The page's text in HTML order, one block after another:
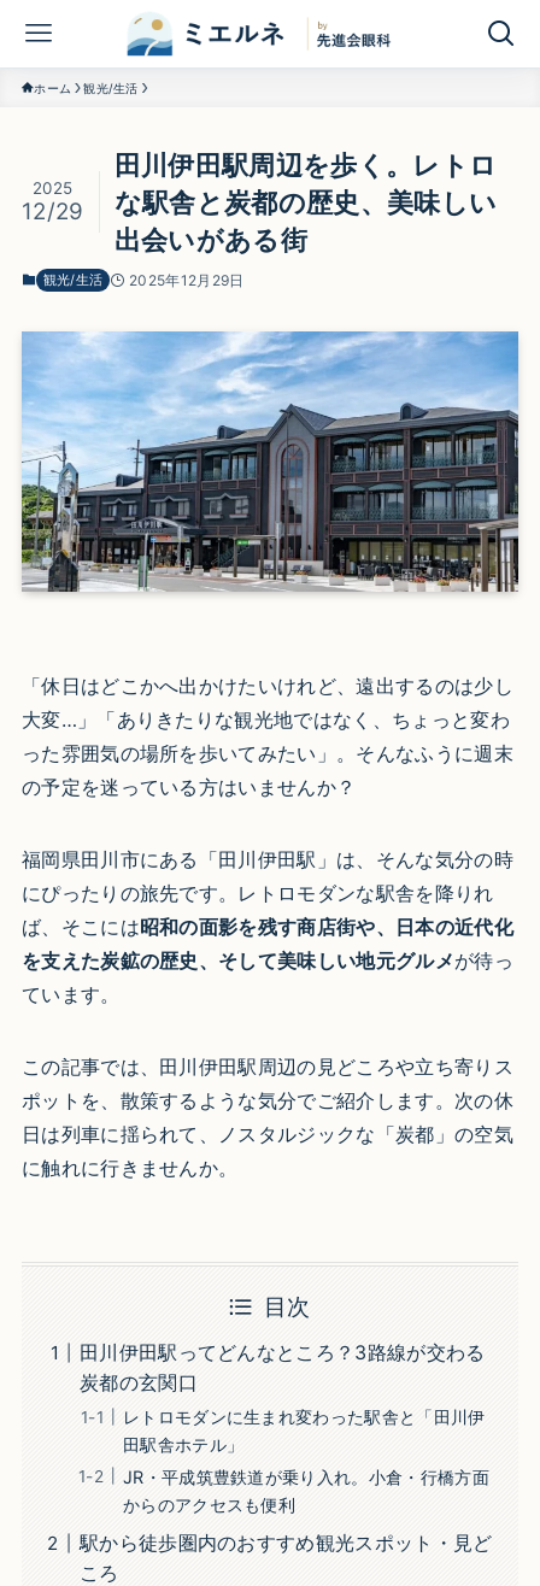
ホーム 観光/生活
田川伊田駅周辺を歩く。レトロ
な駅舎と炭都の歴史、美味しい
出会いがある街
2025
12/29
観光/生活 2025年12月29日
「休日はどこかへ出かけたいけれど、遠出するのは少し
大変…」「ありきたりな観光地ではなく、ちょっと変わ
った雰囲気の場所を歩いてみたい」。そんなふうに週末
の予定を迷っている方はいませんか？
福岡県田川市にある「田川伊田駅」は、そんな気分の時
にぴったりの旅先です。レトロモダンな駅舎を降りれ
ば、そこには昭和の面影を残す商店街や、日本の近代化
を支えた炭鉱の歴史、そして美味しい地元グルメが待っ
ています。
この記事では、田川伊田駅周辺の見どころや立ち寄りス
ポットを、散策するような気分でご紹介します。次の休
日は列車に揺られて、ノスタルジックな「炭都」の空気
に触れに行きませんか。
目次
田川伊田駅ってどんなところ？3路線が交わる
炭都の玄関口
レトロモダンに生まれ変わった駅舎と「田川伊
田駅舎ホテル」
JR・平成筑豊鉄道が乗り入れ。小倉・行橋方面
からのアクセスも便利
駅から徒歩圏内のおすすめ観光スポット・見ど
ころ